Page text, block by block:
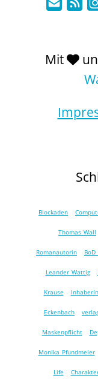
Mit
Blockaden
Thomas Wall
Romanautorin
Leander Wattig
Krause
Eckenbach
Maskenpflicht
Monika Pfundmeier
Life